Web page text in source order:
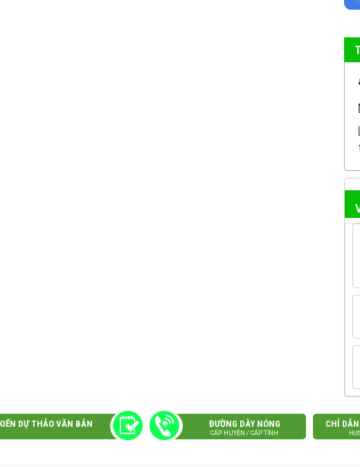
DỰ THẢO VĂN BẢN ĐƯỜNG DÂY NÓNG
CẤP HUYỆN / CẤP TỈNH
CHỈ